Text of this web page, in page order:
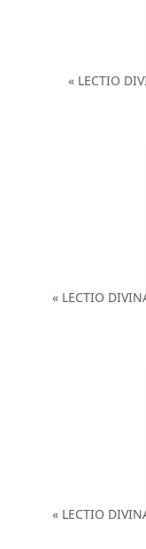
« LECTIO
« LECTIO
« LECTIO